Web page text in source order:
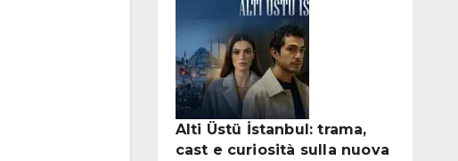
Alti Üstü İstanbul: trama,
cast e curiosità sulla nuova